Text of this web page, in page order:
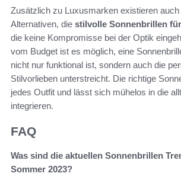
Zusätzlich zu Luxusmarken existieren
Alternativen, die stilvolle Sonnenbrillen
die keine Kompromisse bei der Optik
vom Budget ist es möglich, eine
nicht nur funktional ist, sondern auch die
Stilvorlieben unterstreicht. Die richtige
jedes Outfit und lässt sich mühelos in die
integrieren.
FAQ
Was sind die aktuellen Sonnenbrillen
Sommer 2023?